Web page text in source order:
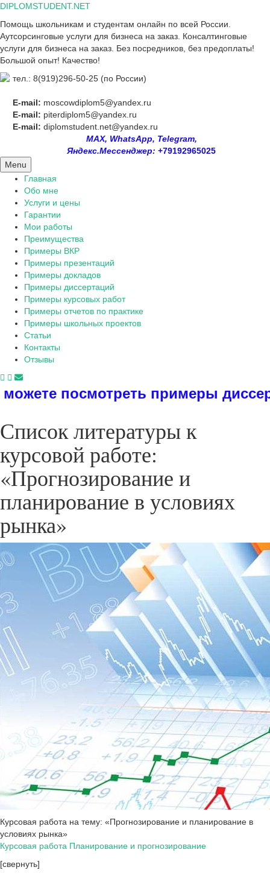
Skip
content
DIPLOMSTUDENT.NET
Помощь школьникам и студентам онлайн по всей России.
Аутсорсинговые услуги для бизнеса на заказ. Консалтинговые
услуги для бизнеса на заказ. Без посредников, без предоплаты!
Большой опыт! Качество!
тел.: 8(919)296-50-25 (по России)
E-mail: moscowdiplom5@yandex.ru
E-mail: piterdiplom5@yandex.ru
E-mail: diplomstudent.net@yandex.ru
MAX, WhatsApp, Telegram,
Яндекс.Мессенджер: +79192965025
Menu
Главная
Обо мне
Услуги и цены
Гарантии
Мои работы
Преимущества
Примеры ВКР
Примеры презентаций
Примеры докладов
Примеры диссертаций
Примеры курсовых работ
Примеры отчетов по практике
Примеры школьных проектов
Статьи
Контакты
Отзывы
диссертаций, дипломов,
Список литературы к
курсовой работе:
«Прогнозирование и
планирование в условиях
рынка»
Курсовая работа на тему: «Прогнозирование и планирование в
условиях рынка»
Курсовая работа Планирование и прогнозирование
[свернуть]